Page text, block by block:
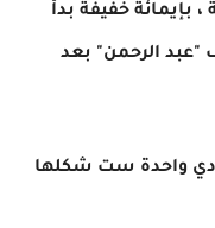
بإيمائة خفيفة بدأ
"عبد الرحمن" بعد
، دي واحدة ست شكلها